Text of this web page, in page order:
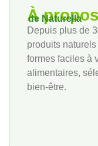
À propos
de Naturella
Depuis plus de
produits
formes faciles à
alimentaires,
bien-être.